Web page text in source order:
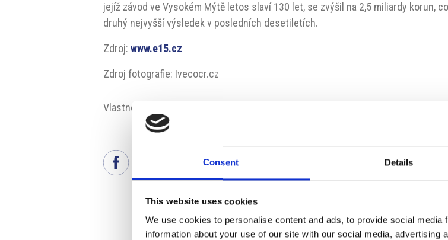
Consent Details
This website uses cookies
We use cookies to personalise content and ads, to provide social
information about your use of our site with our social media, advertising
jejíž závod ve Vysokém Mýtě letos slaví 130 let, se zvýšil na 2,5 miliardy korun,
druhý nejvyšší výsledek v posledních desetiletích.
Zdroj:www.e15.cz
Zdroj fotografie: Ivecocr.cz
Vlastnosti: